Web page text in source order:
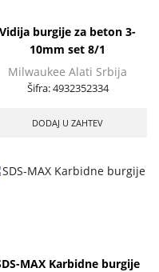
Vidija burgije za beton 3-
10mm set 8/1
Milwaukee Alati Srbija
Šifra:4932352334
DODAJ U ZAHTEV
MAX Karbidne burgije